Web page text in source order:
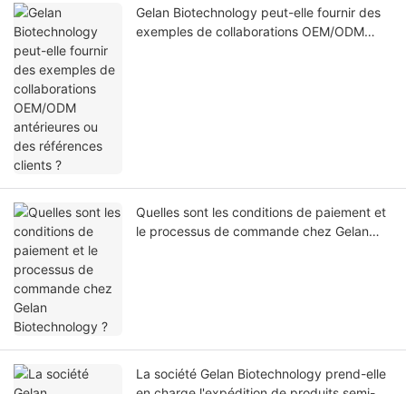
Gelan Biotechnology peut-elle fournir des
exemples de collaborations OEM/ODM
Quelles sont les conditions de paiement et
le processus de commande chez Gelan
La société Gelan Biotechnology prend-elle